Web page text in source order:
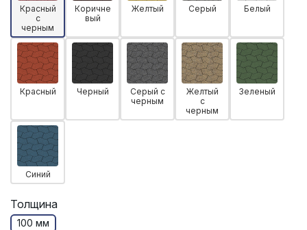
Красный
с
черным
Коричне
вый
Желтый Серый Белый
Красный Черный
Серый с
черным
Желтый
с
черным
Зеленый
Синий
Толщина
100 мм